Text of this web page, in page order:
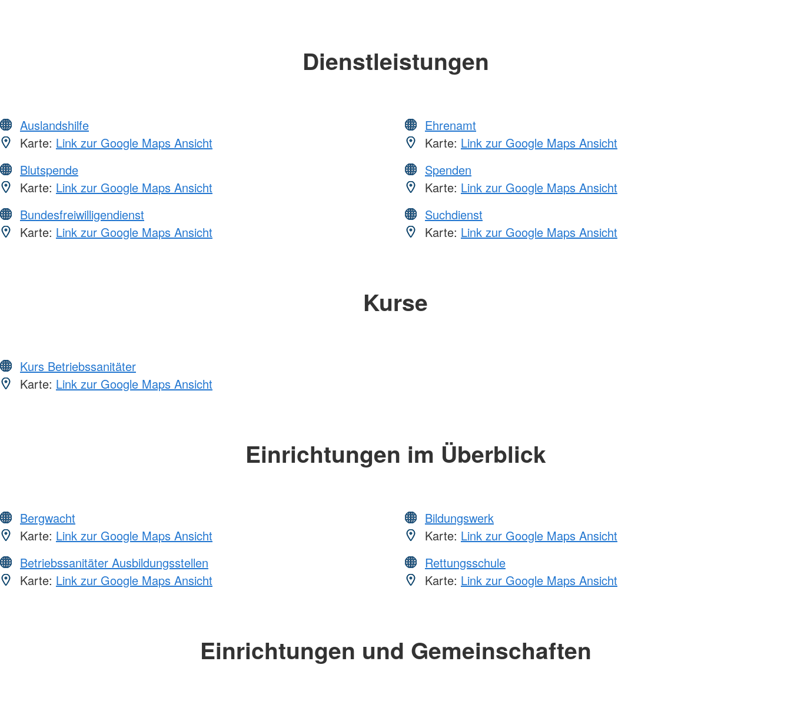
Dienstleistungen
Auslandshilfe
Karte: Link zur Google Maps Ansicht
Blutspende
Karte: Link zur Google Maps Ansicht
Bundesfreiwilligendienst
Karte: Link zur Google Maps Ansicht
Ehrenamt
Karte: Link zur Google Maps Ansicht
Spenden
Karte: Link zur Google Maps Ansicht
Suchdienst
Karte: Link zur Google Maps Ansicht
Kurse
Kurs Betriebssanitäter
Karte: Link zur Google Maps Ansicht
Einrichtungen im Überblick
Bergwacht
Karte: Link zur Google Maps Ansicht
Betriebssanitäter Ausbildungsstellen
Karte: Link zur Google Maps Ansicht
Bildungswerk
Karte: Link zur Google Maps Ansicht
Rettungsschule
Karte: Link zur Google Maps Ansicht
Einrichtungen und Gemeinschaften